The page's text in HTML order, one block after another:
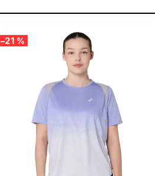
–21 %